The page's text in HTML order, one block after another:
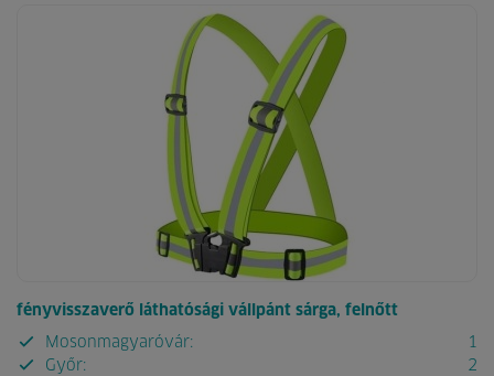
fényvisszaverő láthatósági vállpánt sárga, felnőtt
Mosonmagyaróvár:
1
Győr:
2